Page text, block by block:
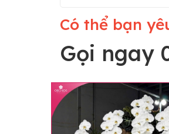
Có thể bạn
Gọi ngay